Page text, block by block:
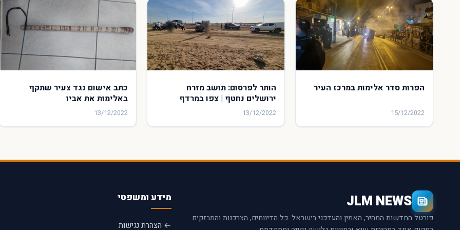
הפרות סדר אלימות במרכז העיר
15/12/2022
הותר לפרסום: תושב מזרח
ירושלים נחטף | צפו במרדף
13/12/2022
כתב אישום נגד צעיר שתקף
באלימות את אביו
13/12/2022
JLM NEWS
פורטל החדשות המהיר, האמין והעדכני בישראל. כל הדיווחים, הצרכנות והמבזקים
מידע ומשפטי
← הצהרת נגישות